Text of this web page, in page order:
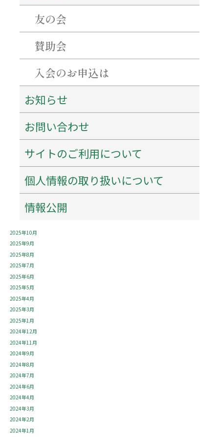
友の会
賛助会
入会のお申込は
お知らせ
お問い合わせ
サイトのご利用について
個人情報の取り扱いについて
情報公開
最近の投稿
ネーミングライツ・パートナーを募集します！
【重要・必ずご確認ください】7月31日～8月2日にかけての当館駐車場について。
シンポジウム「西来寺の宝物の魅力にせまる」を開催します！
アーカイブ
2026年8月
2026年6月
2026年5月
2026年4月
2025年12月
2025年10月
2025年9月
2025年8月
2025年7月
2025年6月
2025年5月
2025年4月
2025年3月
2025年1月
2024年12月
2024年11月
2024年9月
2024年8月
2024年7月
2024年6月
2024年4月
2024年3月
2024年2月
2024年1月